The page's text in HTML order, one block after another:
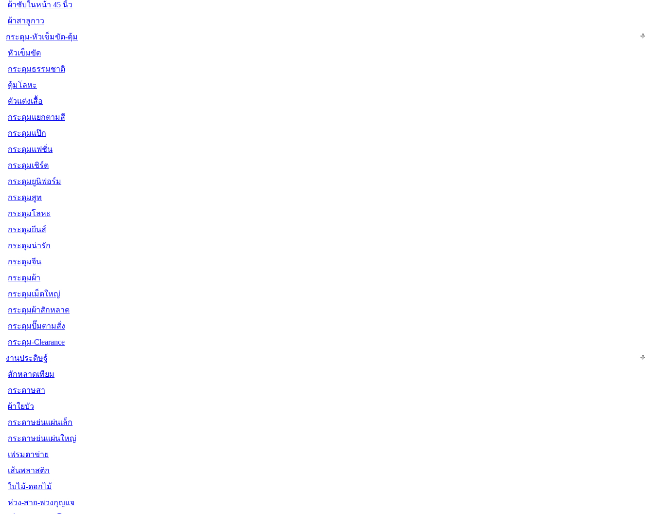
ผ้าซับในหน้า 45 นิ้ว
ผ้าสาลูกาว
กระดุม-หัวเข็มขัด-ตุ้ม
หัวเข็มขัด
กระดุมธรรมชาติ
ตุ้มโลหะ
ตัวแต่งเสื้อ
กระดุมแยกตามสี
กระดุมแป๊ก
กระดุมแฟชั่น
กระดุมเชิร์ต
กระดุมยูนิฟอร์ม
กระดุมสูท
กระดุมโลหะ
กระดุมยีนส์
กระดุมน่ารัก
กระดุมจีน
กระดุมผ้า
กระดุมเม็ดใหญ่
กระดุมผ้าสักหลาด
กระดุมปั๊มตามสั่ง
กระดุม-Clearance
งานประดิษฐ์
สักหลาดเทียม
กระดาษสา
ผ้าใยบัว
กระดาษย่นแผ่นเล็ก
กระดาษย่นแผ่นใหญ่
เฟรมตาข่าย
เส้นพลาสติก
ใบไม้-ดอกไม้
ห่วง-สาย-พวงกุญแจ